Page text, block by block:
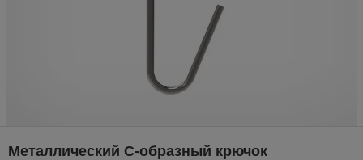
Металлический С-образный крючок